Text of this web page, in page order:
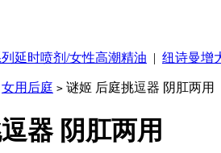
延时喷剂/女性高潮精油 | 纽诗曼增
女用后庭 > 谜姬 后庭挑逗器 阴肛两用
器 阴肛两用